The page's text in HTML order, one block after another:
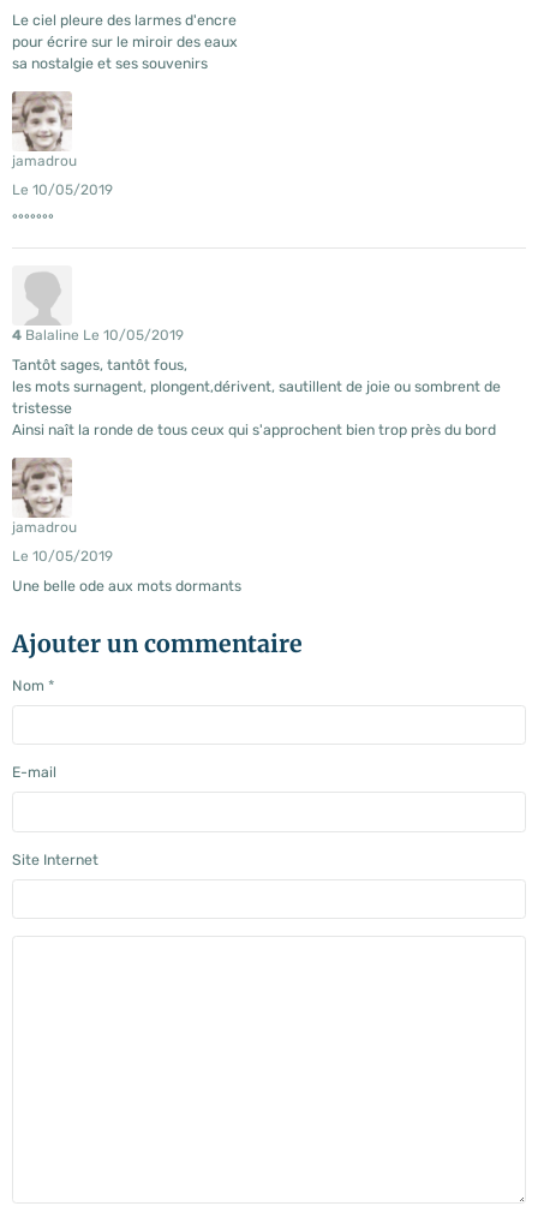
Le ciel pleure des larmes d'encre
pour écrire sur le miroir des eaux
sa nostalgie et ses souvenirs
jamadrou
Le 10/05/2019
°°°°°°°
4 Balaline Le 10/05/2019
Tantôt sages, tantôt fous,
les mots surnagent, plongent,dérivent, sautillent de joie ou sombrent de
tristesse
Ainsi naît la ronde de tous ceux qui s'approchent bien trop près du bord
jamadrou
Le 10/05/2019
Une belle ode aux mots dormants
Ajouter un commentaire
Nom
E-mail
Site Internet